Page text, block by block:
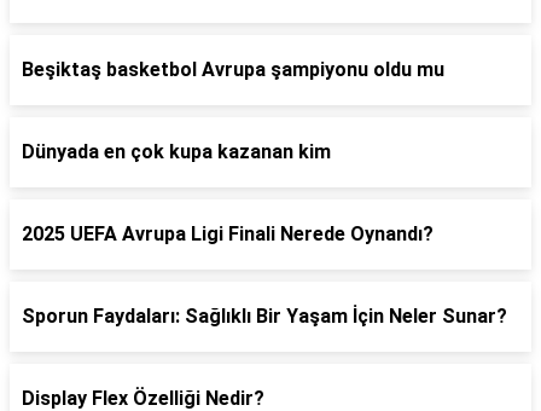
Beşiktaş basketbol Avrupa şampiyonu oldu mu
Dünyada en çok kupa kazanan kim
2025 UEFA Avrupa Ligi Finali Nerede Oynandı?
Sporun Faydaları: Sağlıklı Bir Yaşam İçin Neler Sunar?
Display Flex Özelliği Nedir?